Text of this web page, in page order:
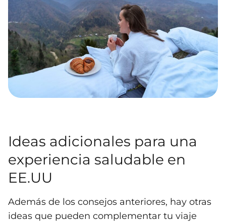
Ideas adicionales para una
experiencia saludable en
EE.UU
Además de los consejos anteriores, hay otras
ideas que pueden complementar tu viaje